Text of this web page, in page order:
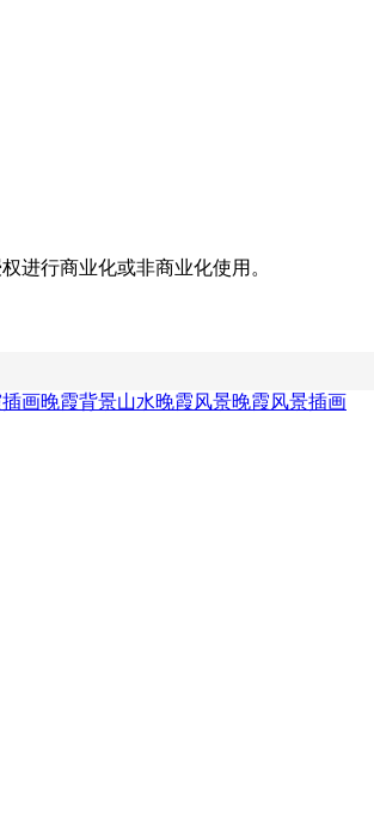
进行商业化或非商业化使用。
画晚霞背景山水晚霞风景晚霞风景插画